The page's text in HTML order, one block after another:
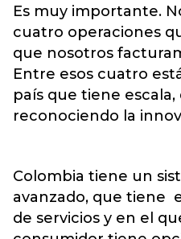
Es muy importante.
cuatro operaciones
que nosotros
Entre esos cuatro
país que tiene escala,
reconociendo la
Colombia tiene un
avanzado, que tiene
de servicios y en el